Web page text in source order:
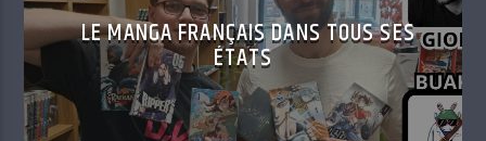
LE MANGA FRANÇAIS DANS TOUS SES
ÉTATS